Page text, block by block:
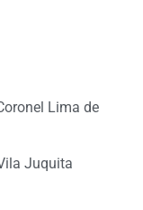
Lima de
Juquita